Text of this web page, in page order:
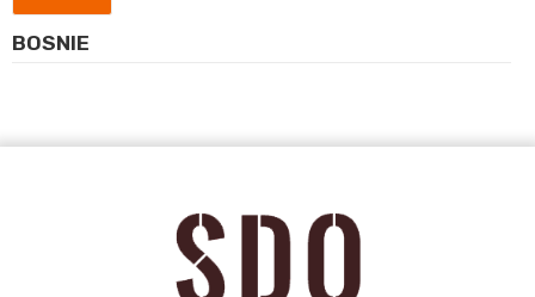
BOSNIE